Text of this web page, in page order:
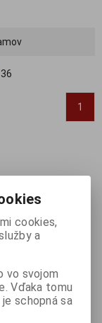
36
1
cookies,
a
vo svojom
Vďaka tomu
schopná sa